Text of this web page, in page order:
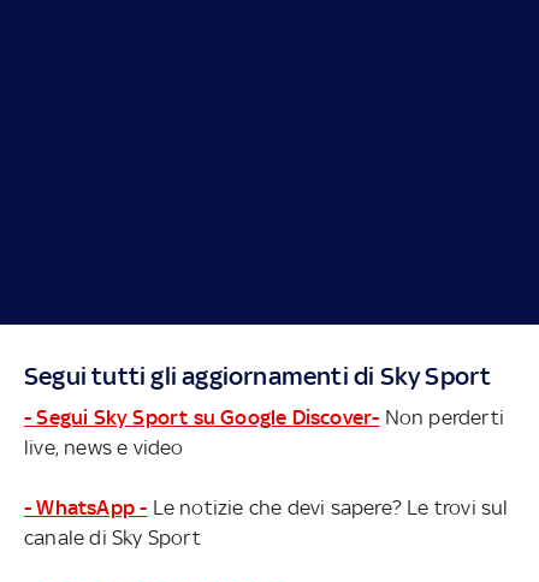
Segui tutti gli aggiornamenti di Sky Sport
- Segui Sky Sport su Google Discover- Non perderti
live, news e video
- WhatsApp - Le notizie che devi sapere? Le trovi sul
canale di Sky Sport